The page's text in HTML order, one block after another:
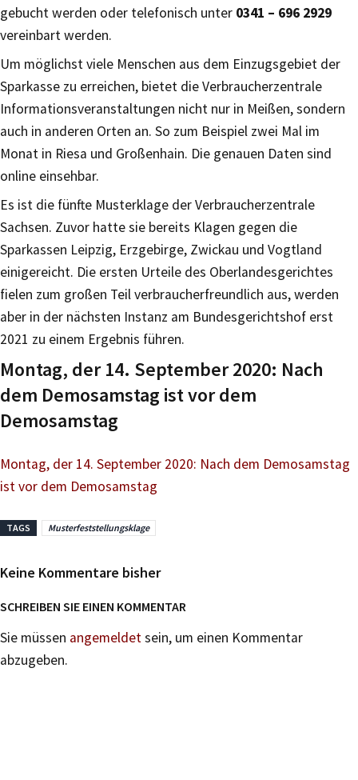
gebucht werden oder telefonisch unter 0341 – 696 2929
vereinbart werden.
Um möglichst viele Menschen aus dem Einzugsgebiet der
Sparkasse zu erreichen, bietet die Verbraucherzentrale
Informationsveranstaltungen nicht nur in Meißen, sondern
auch in anderen Orten an. So zum Beispiel zwei Mal im
Monat in Riesa und Großenhain. Die genauen Daten sind
online einsehbar.
Es ist die fünfte Musterklage der Verbraucherzentrale
Sachsen. Zuvor hatte sie bereits Klagen gegen die
Sparkassen Leipzig, Erzgebirge, Zwickau und Vogtland
einigereicht. Die ersten Urteile des Oberlandesgerichtes
fielen zum großen Teil verbraucherfreundlich aus, werden
aber in der nächsten Instanz am Bundesgerichtshof erst
2021 zu einem Ergebnis führen.
Montag, der 14. September 2020: Nach
dem Demosamstag ist vor dem
Demosamstag
Montag, der 14. September 2020: Nach dem Demosamstag
ist vor dem Demosamstag
TAGS Musterfeststellungsklage
Keine Kommentare bisher
SCHREIBEN SIE EINEN KOMMENTAR
Sie müssen angemeldetsein, um einen Kommentar
abzugeben.